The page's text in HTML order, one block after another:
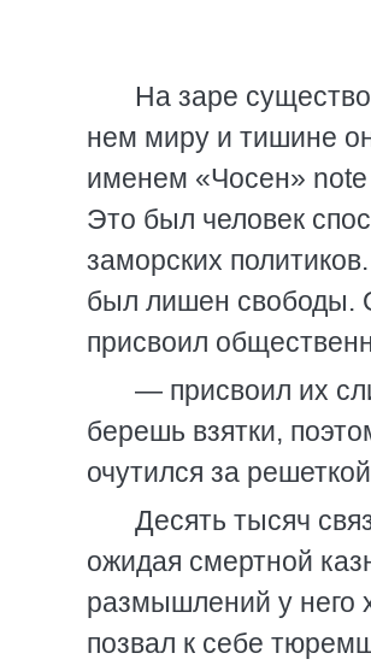
На заре
нем миру и тишине
именем «Чосен»
Это был человек
заморских
был лишен свободы.
присвоил
— присвоил их
берешь взятки,
очутился за
Десять тысяч
ожидая смертной
размышлений у него
позвал к себе